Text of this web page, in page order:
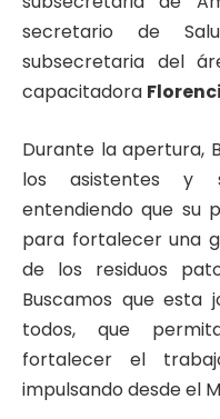
secretario de
subsecretaria del
capacitadora
Durante la apertura,
los asistentes y
entendiendo que su
para fortalecer una
de los residuos
Buscamos que esta
todos, que
fortalecer el
impulsando desde el